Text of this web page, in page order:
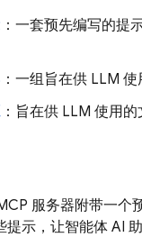
：一套预先编写的提
：一组旨在供 LLM
：旨在供 LLM 使用
服务器附带一个
提示，让智能体 AI